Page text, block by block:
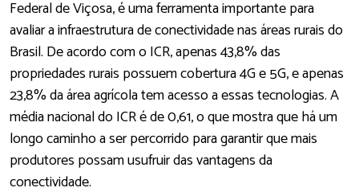
Federal de Viçosa, é uma ferramenta importante para
avaliar a infraestrutura de conectividade nas áreas rurais do
Brasil. De acordo com o ICR, apenas 43,8% das
propriedades rurais possuem cobertura 4G e 5G, e apenas
23,8% da área agrícola tem acesso a essas tecnologias. A
média nacional do ICR é de 0,61, o que mostra que há um
longo caminho a ser percorrido para garantir que mais
produtores possam usufruir das vantagens da
conectividade.